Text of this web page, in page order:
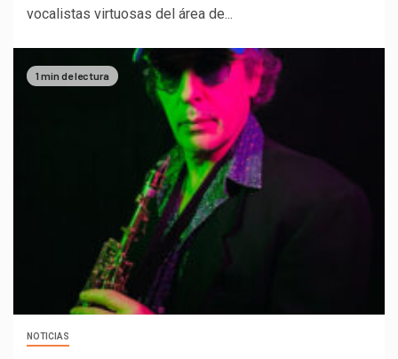
vocalistas virtuosas del área de...
1 min de lectura
NOTICIAS